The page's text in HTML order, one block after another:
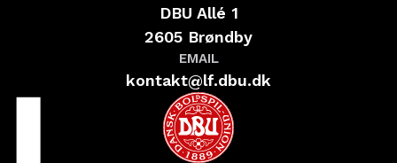
DBU Allé 1
2605 Brøndby
EMAIL
kontakt@lf.dbu.dk